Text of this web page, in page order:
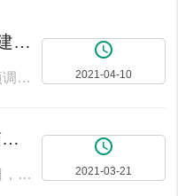
浅谈校园垃圾分类现状及建议-北京垃圾桶厂家
1999年，美国世界观察所在一项调查报告中指出：“垃圾的回收和再生利用，称得上是21世纪人类最重要的效率革命，这种革命在由工业经济走向知识经济的时代变得更有魅力，因为这是人类为了求生存而寻找持续发展道路所必须采取的步骤。”如今，垃圾对校园环境的消极影响也愈加严重，如何妥善解决校园垃圾，保证优良的工作、学习与生活环境，已经成为高校师生关注的重要问题之一。一、校园垃圾的现状以及垃圾对大学校园环境的影响
access_time
2021-04-10
打好垃圾分类持久战-北京垃圾桶厂家全力参与
来源：经济日报-中国经济网近日，北京市城市管理委员会公布了一批生活垃圾分类示范小区（村）名单，截至目前，北京全市已有366个垃圾分类示范小区（村）。作为城市管理的基础单元，社区也是生活垃圾的主要产生地。垃圾分类看似小事，做好却并不容易。记者随机走访了部分小区，发现经过一段时间的宣传和建设，居民对垃圾分类的知晓度维持了较高水平，实际参与度明显提升，但问题依然存在。“小机关”关乎大民生垃圾分类亭站设置
access_time
2021-03-21